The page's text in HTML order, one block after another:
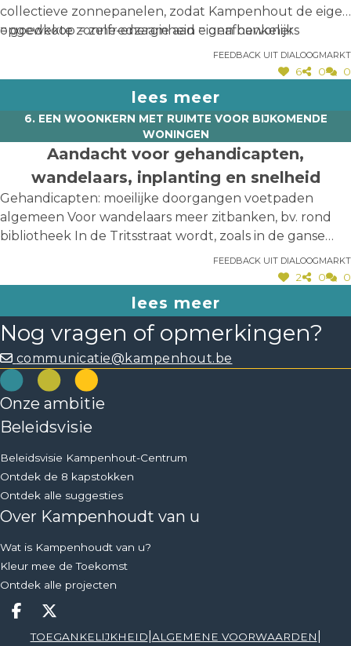
collectieve zonnepanelen, zodat Kampenhout de eigen
opgewekte zonne-energie aan eigen bewoners
rechtstreeks kan leveren (= korte keten, onafhankelijk
= goedkoop = zelfredzaamheid = onafhankelijk
Feedback uit dialoogmarkt
6 0 0
lees meer
6. EEN WOONKERN MET RUIMTE VOOR BIJKOMENDE
WONINGEN
Aandacht voor gehandicapten,
wandelaars, inplanting en snelheid
Gehandicapten: moeilijke doorgangen voetpaden
algemeen Voor wandelaars meer zitbanken, bv. rond
bibliotheek In de Tritsstraat wordt, zoals in de ganse
Dorpsstraat, 30 km/u voorzien: de meeste
automobilisten lappen dit aan hun laars -> optreden
tekort aan parking en doorstroming van verkeer.
Feedback uit dialoogmarkt
2 0 0
lees meer
Nog vragen of opmerkingen?
communicatie@kampenhout.be
Onze ambitie
Beleidsvisie
Beleidsvisie Kampenhout-Centrum
Ontdek de 8 kapstokken
Ontdek alle suggesties
Over Kampenhoudt van u
Wat is Kampenhoudt van u?
Kleur mee de Toekomst
Ontdek alle projecten
Deel op facebook
Deel op X
TOEGANKELIJKHEID ALGEMENE VOORWAARDEN